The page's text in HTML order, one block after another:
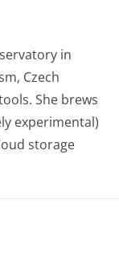
in
Czech
She brews
experimental)
storage